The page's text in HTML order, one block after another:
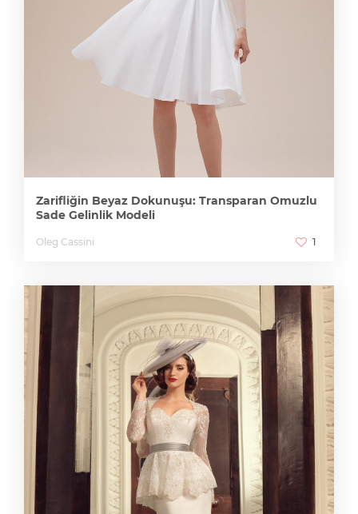
Zarifliğin Beyaz Dokunuşu: Transparan Omuzlu
Sade Gelinlik Modeli
Oleg Cassini 1